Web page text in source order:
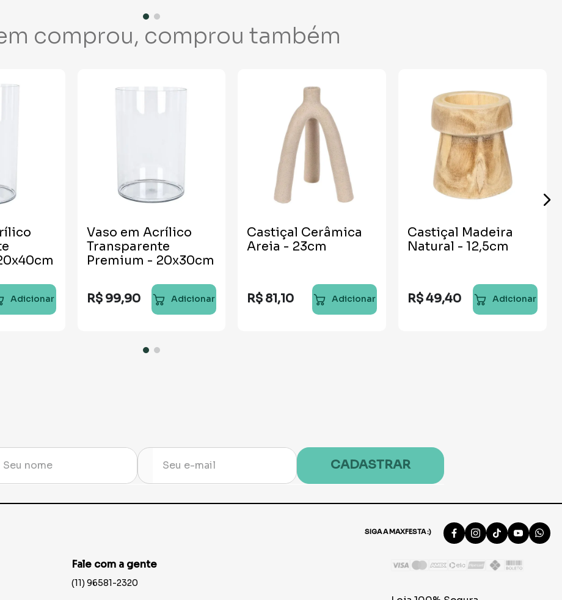
comprou, comprou também
Adicionar
Vaso em Acrílico
Transparente
Premium - 20x30cm
R$ 99,90 Adicionar
Castiçal Cerâmica
Areia - 23cm
R$ 81,10 Adicionar
Castiçal Madeira
Natural - 12,5cm
R$49,40 Adicionar
CADASTRAR
SIGA A MAXFESTA :)
Fale com a gente
(11) 96581-2320